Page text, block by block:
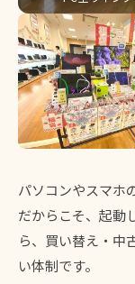
パソコンやスマホ
だからこそ、起動
ら、買い替え・中
い体制です。